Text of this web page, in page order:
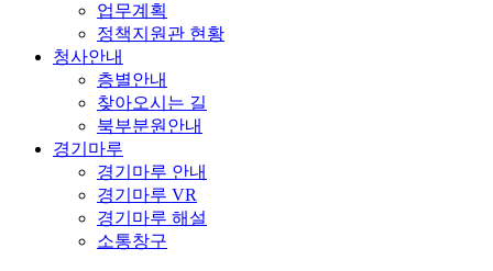
업무계획
정책지원관 현황
청사안내
층별안내
찾아오시는 길
북부분원안내
경기마루
경기마루 안내
경기마루 VR
경기마루 해설
소통창구